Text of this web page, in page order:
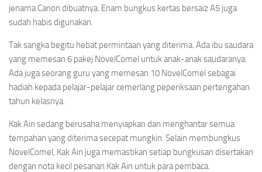
jenama Canon dibuatnya. Enam bungkus kertas bersaiz A5 juga
sudah habis digunakan.
Tak sangka begitu hebat permintaan yang diterima. Ada ibu saudara
yang memesan 6 pakej NovelComel untuk anak-anak saudaranya.
Ada juga seorang guru yang memesan 10 NovelComel sebagai
hadiah kepada pelajar-pelajar cemerlang peperiksaan pertengahan
tahun kelasnya.
Kak Ain sedang berusaha menyiapkan dan menghantar semua
tempahan yang diterima secepat mungkin. Selain membungkus
NovelComel, Kak Ain juga memastikan setiap bungkusan disertakan
dengan nota kecil pesanan Kak Ain untuk para pembaca.